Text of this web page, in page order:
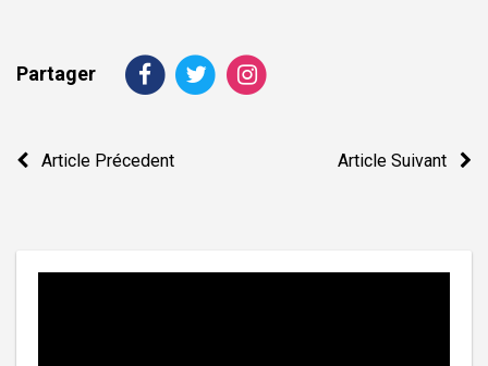
Partager
Navigation
Article Précedent Article Suivant